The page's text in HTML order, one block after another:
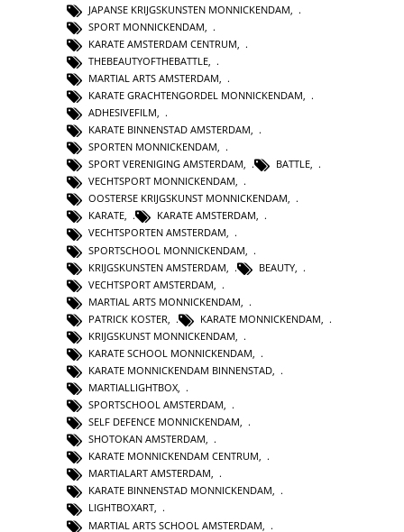
JAPANSE KRIJGSKUNSTEN MONNICKENDAM
SPORT MONNICKENDAM
KARATE AMSTERDAM CENTRUM
THEBEAUTYOFTHEBATTLE
MARTIAL ARTS AMSTERDAM
KARATE GRACHTENGORDEL MONNICKENDAM
ADHESIVEFILM,
KARATE BINNENSTAD AMSTERDAM,
SPORTEN MONNICKENDAM,
SPORT VERENIGING AMSTERDAM, BATTLE,
VECHTSPORT MONNICKENDAM,
OOSTERSE KRIJGSKUNST MONNICKENDAM,
KARATE, KARATE AMSTERDAM,
VECHTSPORTEN AMSTERDAM,
SPORTSCHOOL MONNICKENDAM
KRIJGSKUNSTEN AMSTERDAM
BEAUTY
VECHTSPORT AMSTERDAM
MARTIAL ARTS MONNICKENDAM
PATRICK KOSTER
KARATE MONNICKENDAM
KRIJGSKUNST MONNICKENDAM
KARATE SCHOOL MONNICKENDAM
KARATE MONNICKENDAM BINNENSTAD
MARTIALLIGHTBOX,
SPORTSCHOOL AMSTERDAM,
SELF DEFENCE MONNICKENDAM,
SHOTOKAN AMSTERDAM,
KARATE MONNICKENDAM CENTRUM,
MARTIALART AMSTERDAM,
KARATE BINNENSTAD MONNICKENDAM,
LIGHTBOXART,
MARTIAL ARTS SCHOOL AMSTERDAM